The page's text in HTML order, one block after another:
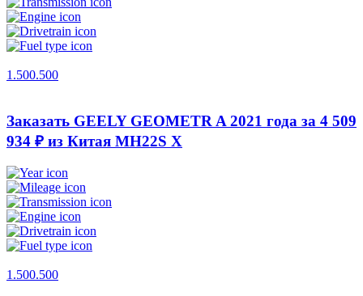
1.500.500
Заказать GEELY GEOMETR A 2021 года за 4 509
934 ₽ из Китая MH22S X
1.500.500